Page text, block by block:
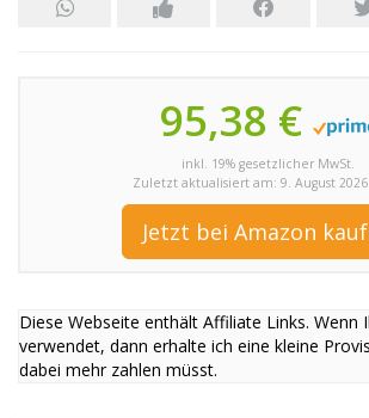
95,38 €
inkl. 19% gesetzlicher MwSt.
Zuletzt aktualisiert am: 9. August 2026
Jetzt bei Amazon
Diese Webseite enthält Affiliate Links. Wenn
verwendet, dann erhalte ich eine kleine
dabei mehr zahlen müsst.